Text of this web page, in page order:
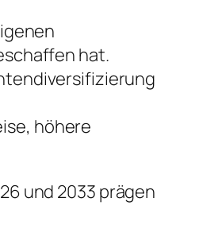
hat.
höhere
und 2033 prägen